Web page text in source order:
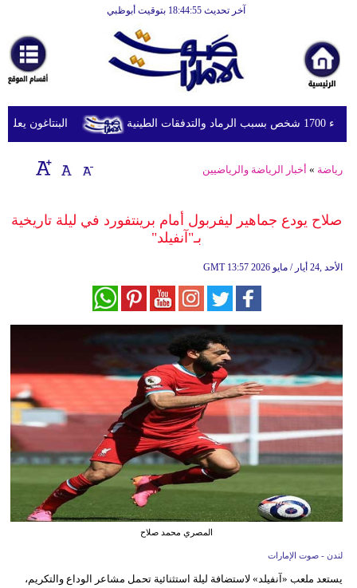
آخر تحديث 18:44:55 بتوقيت أبوظبي
أخبارعاجلة
رياضة
ثقافة
إقتصاد
وموسيقى
وسفر
ديكور
أخبار
تعليم
أزياء
البنتاغون يعلن
رياضة » أخبار الرياضة والرياضيين
صلاح يودع جماهير ليفربول أمام برينتفورد في ليلة تاريخية
بـ"آنفيلد"
GMT 13:57 2026 الأحد ,24 أيار / مايو
المصري محمد صلاح
لندن - صوت الإمارات
يستعد ملعب «آنفيلد» لاستضافة ليلة استثنائية تحمل مشاعر الوداع والتكريم،